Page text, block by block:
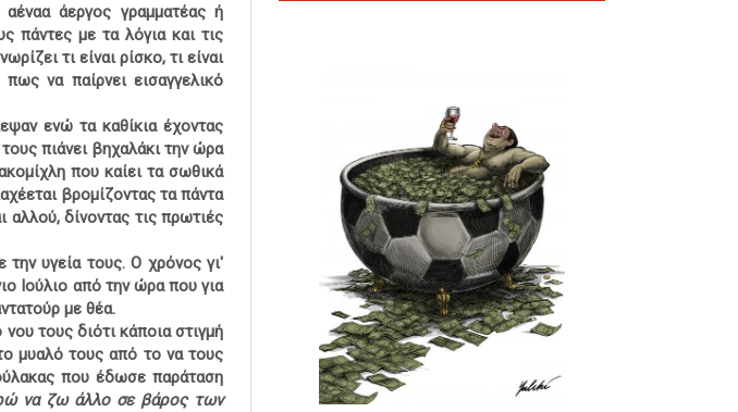
άεργος γραμματέας ή
πάντες με τα λόγια και τις
τι είναι ρίσκο, τι είναι
να παίρνει εισαγγελικό
ενώ τα καθίκια έχοντας
πιάνει βηχαλάκι την ώρα
που καίει τα σωθικά
βρομίζοντας τα πάντα
αλλού, δίνοντας τις πρωτιές
την υγεία τους. Ο χρόνος γι'
Ιούλιο από την ώρα που για
με θέα.
τους διότι κάποια στιγμή
μυαλό τους από το να τους
που έδωσε παράταση
να ζω άλλο σε βάρος των